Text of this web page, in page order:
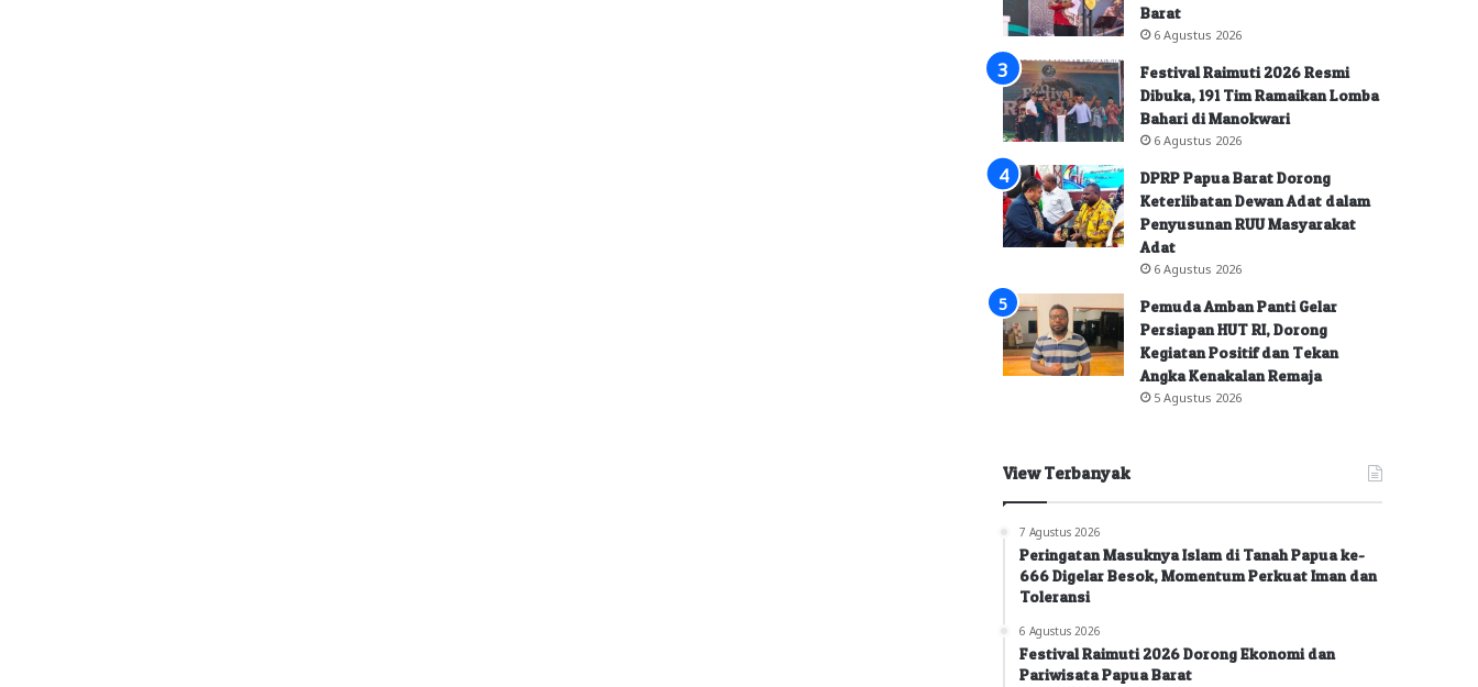
Barat
6 Agustus 2026
Festival Raimuti 2026 Resmi
Dibuka, 191 Tim Ramaikan Lomba
Bahari di Manokwari
6 Agustus 2026
DPRP Papua Barat Dorong
Keterlibatan Dewan Adat dalam
Penyusunan RUU Masyarakat
Adat
6 Agustus 2026
Pemuda Amban Panti Gelar
Persiapan HUT RI, Dorong
Kegiatan Positif dan Tekan
Angka Kenakalan Remaja
5 Agustus 2026
View Terbanyak
7 Agustus 2026
Peringatan Masuknya Islam di Tanah Papua ke-
666 Digelar Besok, Momentum Perkuat Iman dan
Toleransi
6 Agustus 2026
Festival Raimuti 2026 Dorong Ekonomi dan
Pariwisata Papua Barat